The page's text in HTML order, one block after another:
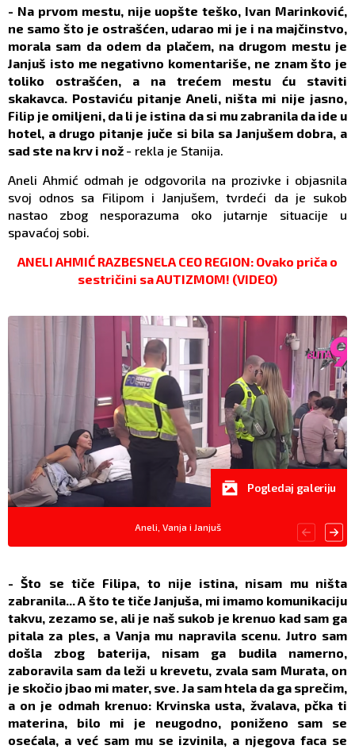
- Na prvom mestu, nije uopšte teško, Ivan Marinković,
ne samo što je ostrašćen, udarao mi je i na majčinstvo,
morala sam da odem da plačem, na drugom mestu je
Janjuš isto me negativno komentariše, ne znam što je
toliko ostrašćen, a na trećem mestu ću staviti
skakavca. Postaviću pitanje Aneli, ništa mi nije jasno,
Filip je omiljeni, da li je istina da si mu zabranila da ide u
hotel, a drugo pitanje juče si bila sa Janjušem dobra, a
sad ste na krv i nož - rekla je Stanija.
Aneli Ahmić odmah je odgovorila na prozivke i objasnila
svoj odnos sa Filipom i Janjušem, tvrdeći da je sukob
nastao zbog nesporazuma oko jutarnje situacije u
spavaćoj sobi.
ANELI AHMIĆ RAZBESNELA CEO REGION: Ovako priča o
sestričini sa AUTIZMOM! (VIDEO)
Aneli, Vanja i Janjuš
Pogledaj galeriju
- Što se tiče Filipa, to nije istina, nisam mu ništa
zabranila... A što te tiče Janjuša, mi imamo komunikaciju
takvu, zezamo se, ali je naš sukob je krenuo kad sam ga
pitala za ples, a Vanja mu napravila scenu. Jutro sam
došla zbog baterija, nisam ga budila namerno,
zaboravila sam da leži u krevetu, zvala sam Murata, on
je skočio jbao mi mater, sve. Ja sam htela da ga sprečim,
a on je odmah krenuo: Krvinska usta, žvalava, pčka ti
materina, bilo mi je neugodno, poniženo sam se
osećala, a već sam mu se izvinila, a njegova faca se